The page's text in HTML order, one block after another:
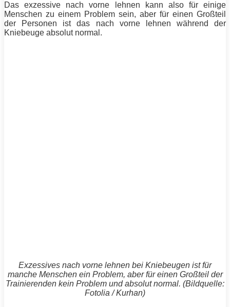
Das exzessive nach vorne lehnen kann also für einige
Menschen zu einem Problem sein, aber für einen Großteil
der Personen ist das nach vorne lehnen während der
Kniebeuge absolut normal.
Exzessives nach vorne lehnen bei Kniebeugen ist für
manche Menschen ein Problem, aber für einen Großteil der
Trainierenden kein Problem und absolut normal. (Bildquelle:
Fotolia / Kurhan)